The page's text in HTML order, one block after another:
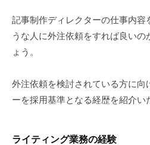
記事制作ディレクターの仕事内容
うな人に外注依頼をすれば良いの
ょう。
外注依頼を検討されている方に向
ーを採用基準となる経歴を紹介い
ライティング業務の経験